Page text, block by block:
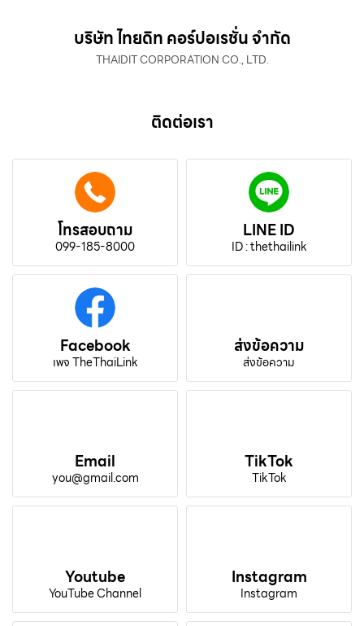
บริษัท ไทยดิท คอร์ปอเรชั่น จำกัด
THAIDIT CORPORATION CO., LTD.
ติดต่อเรา
โทรสอบถาม
099-185-8000
LINE ID
ID : thethailink
Facebook
เพจ TheThaiLink
ส่งข้อความ
ส่งข้อความ
Email
you@gmail.com
TikTok
TikTok
Youtube
YouTube Channel
Instagram
Instagram